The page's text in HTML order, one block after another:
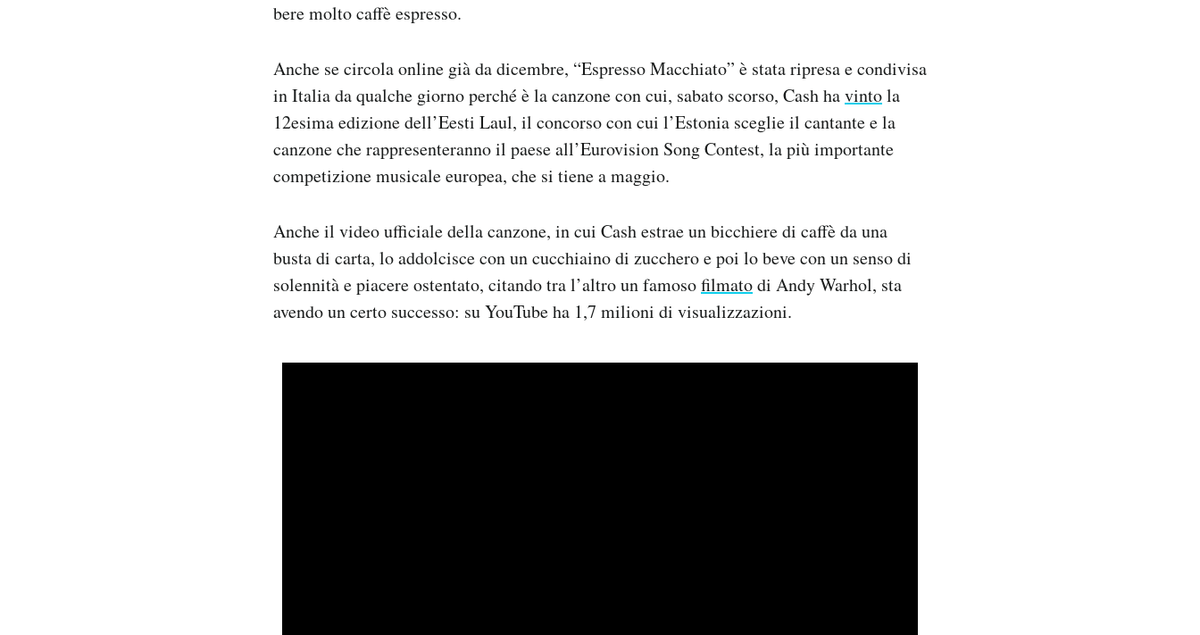
bere molto caffè espresso.
Anche se circola online già da dicembre, “Espresso Macchiato” è stata ripresa e condivisa
in Italia da qualche giorno perché è la canzone con cui, sabato scorso, Cash havintola
12esima edizione dell’Eesti Laul, il concorso con cui l’Estonia sceglie il cantante e la
canzone che rappresenteranno il paese all’Eurovision Song Contest, la più importante
competizione musicale europea, che si tiene a maggio.
Anche il video ufficiale della canzone, in cui Cash estrae un bicchiere di caffè da una
busta di carta, lo addolcisce con un cucchiaino di zucchero e poi lo beve con un senso di
solennità e piacere ostentato, citando tra l’altro un famosofilmatodi Andy Warhol, sta
avendo un certo successo: su YouTube ha 1,7 milioni di visualizzazioni.